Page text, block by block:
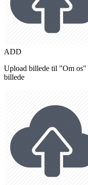
ADD
Upload billede til "Om os"
billede